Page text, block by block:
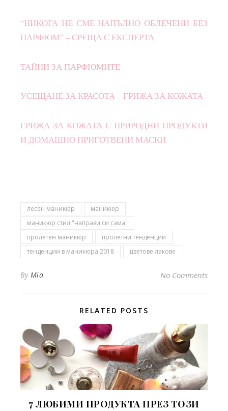
“НИКОГА НЕ СМЕ НАПЪЛНО ОБЛЕЧЕНИ БЕЗ
ПАРФЮМ” – СРЕЩА С ЕКСПЕРТА
ТАЙНИ ЗА ПАРФЮМИТЕ
УСЕЩАНЕ ЗА КРАСОТА – ГРИЖА ЗА КОЖАТА
ГРИЖА ЗА КОЖАТА С ПРИРОДНИ ПРОДУКТИ
И ДОМАШНО ПРИГОТВЕНИ МАСКИ
лесен маникюр
маникюр
маникюр стил "направи си сама"
пролетен маникюр
пролетни тенденции
тенденции в маникюра 2018
цветове лакове
By Mia No Comments
RELATED POSTS
7 ЛЮБИМИ ПРОДУКТА ПРЕЗ ТОЗИ